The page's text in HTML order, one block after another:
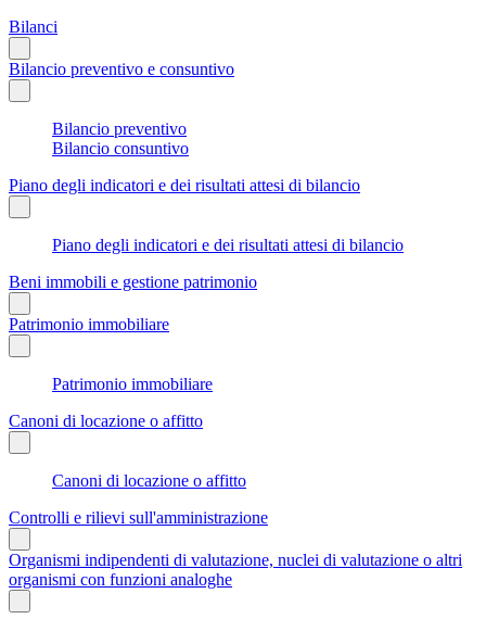
Bilanci
Bilancio preventivo e consuntivo
Bilancio preventivo
Bilancio consuntivo
Piano degli indicatori e dei risultati attesi di bilancio
Piano degli indicatori e dei risultati attesi di bilancio
Beni immobili e gestione patrimonio
Patrimonio immobiliare
Patrimonio immobiliare
Canoni di locazione o affitto
Canoni di locazione o affitto
Controlli e rilievi sull'amministrazione
Organismi indipendenti di valutazione, nuclei di valutazione o altri
organismi con funzioni analoghe